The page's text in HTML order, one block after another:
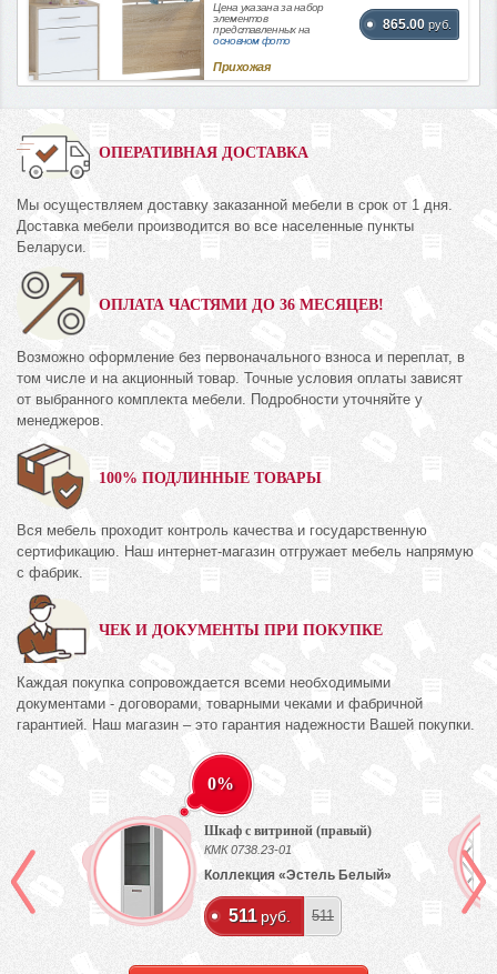
Цена указана за набор
элементов
представленных на
основном фото
865.00 руб.
Прихожая
ОПЕРАТИВНАЯ ДОСТАВКА
Мы осуществляем доставку заказанной мебели в срок от 1 дня.
Доставка мебели производится во все населенные пункты
Беларуси.
ОПЛАТА ЧАСТЯМИ ДО 36 МЕСЯЦЕВ!
Возможно оформление без первоначального взноса и переплат, в
том числе и на акционный товар. Точные условия оплаты зависят
от выбранного комплекта мебели. Подробности уточняйте у
менеджеров.
100% ПОДЛИННЫЕ ТОВАРЫ
Вся мебель проходит контроль качества и государственную
сертификацию. Наш интернет-магазин отгружает мебель напрямую
с фабрик.
ЧЕК И ДОКУМЕНТЫ ПРИ ПОКУПКЕ
Каждая покупка сопровождается всеми необходимыми
документами - договорами, товарными чеками и фабричной
гарантией. Наш магазин – это гарантия надежности Вашей покупки.
0%
Шкаф с витриной (правый)
КМК 0738.23-01
Коллекция «Эстель Белый»
511 руб. 511